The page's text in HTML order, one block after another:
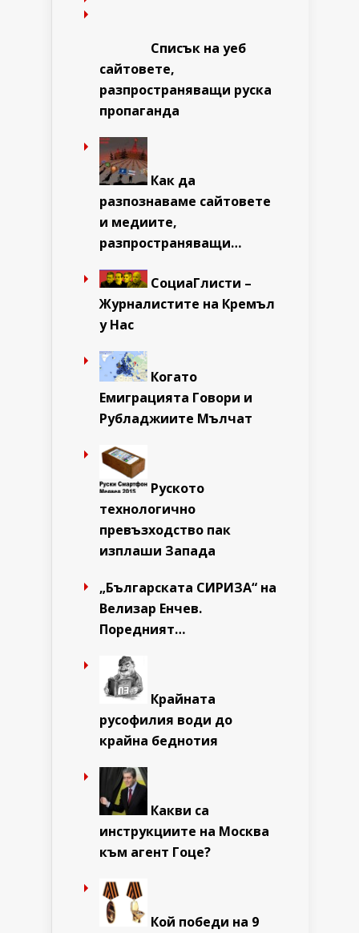
Списък на уеб
сайтовете,
разпространяващи руска
пропаганда
Как да
разпознаваме сайтовете
и медиите,
разпространяващи…
СоциаГлисти –
Журналистите на Кремъл
у Нас
Когато
Емиграцията Говори и
Рубладжиите Мълчат
Руското
технологично
превъзходство пак
изплаши Запада
„Българската СИРИЗА“ на
Велизар Енчев.
Поредният…
Крайната
русофилия води до
крайна беднотия
Какви са
инструкциите на Москва
към агент Гоце?
Кой победи на 9